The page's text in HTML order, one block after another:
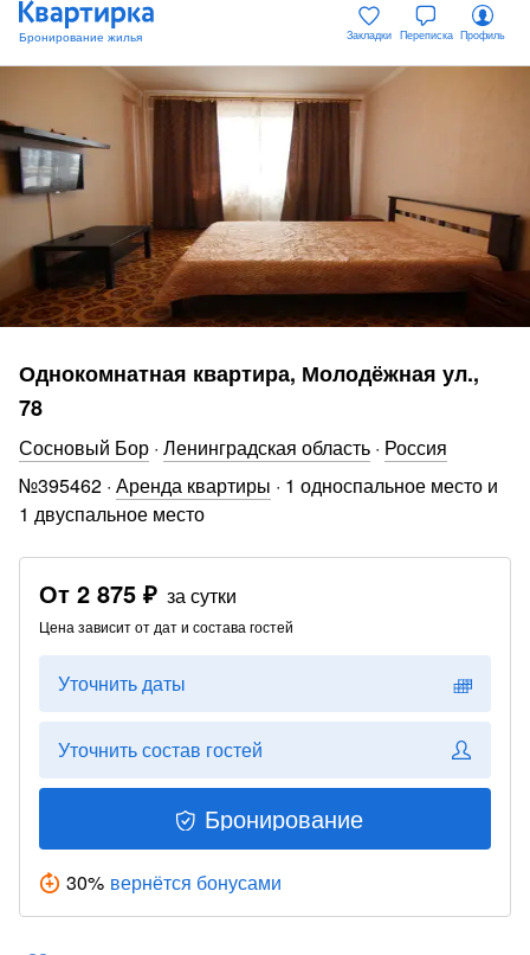
Закладки Переписка Профиль
Однокомнатная квартира, Молодёжная ул.,
78
Сосновый Бор · Ленинградская область · Россия
№395462 · Аренда квартиры · 1 односпальное место и
1 двуспальное место
От 2 875 ₽ за сутки
Цена зависит от дат и состава гостей
Уточнить даты
Уточнить состав гостей
Бронирование
30% вернётся бонусами